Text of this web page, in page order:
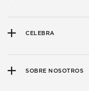
CELEBRA
SOBRE NOSOTROS